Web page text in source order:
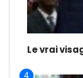
Le vrai
4